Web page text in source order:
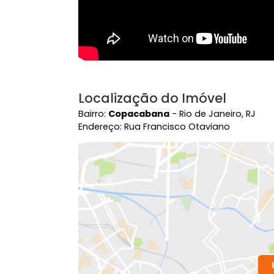
Localização do Imóvel
Bairro: Copacabana
- Rio de Janeiro,
Endereço: Rua Francisco Otaviano